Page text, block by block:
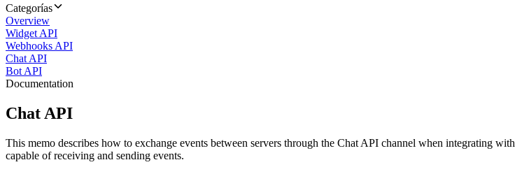
Categorías
Overview
Widget API
Webhooks API
Chat API
Bot API
Documentation
Chat API
This memo describes how to exchange events between servers through the Chat API channel when integrating with
capable of receiving and sending events.